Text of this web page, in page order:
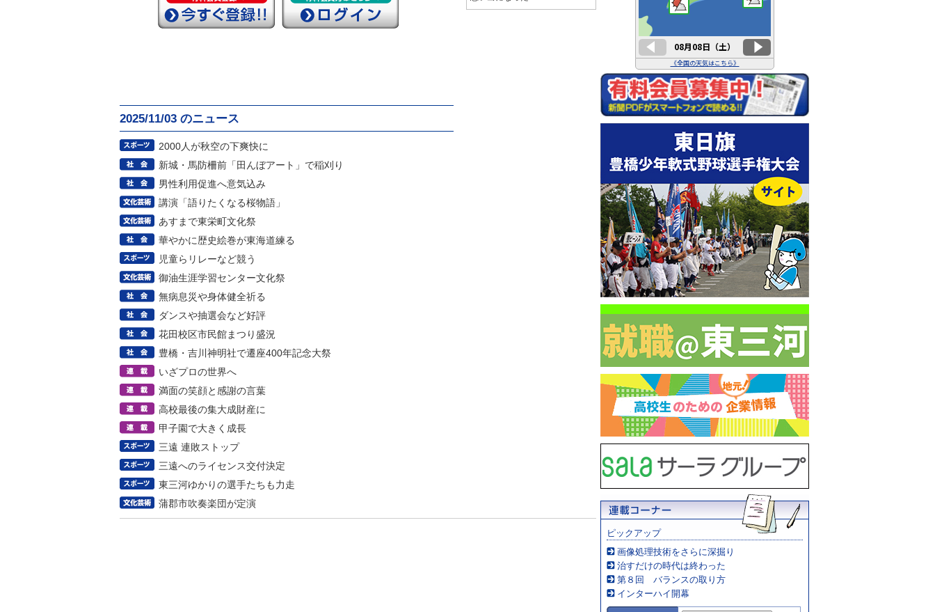
2025/11/03 のニュース
2000人が秋空の下爽快に
新城・馬防柵前「田んぼアート」で稲刈り
男性利用促進へ意気込み
講演「語りたくなる桜物語」
あすまで東栄町文化祭
華やかに歴史絵巻が東海道練る
児童らリレーなど競う
御油生涯学習センター文化祭
無病息災や身体健全祈る
ダンスや抽選会など好評
花田校区市民館まつり盛況
豊橋・吉川神明社で遷座400年記念大祭
いざプロの世界へ
満面の笑顔と感謝の言葉
高校最後の集大成財産に
甲子園で大きく成長
三遠 連敗ストップ
三遠へのライセンス交付決定
東三河ゆかりの選手たちも力走
蒲郡市吹奏楽団が定演
ピックアップ
画像処理技術をさらに深掘り
治すだけの時代は終わった
第８回 バランスの取り方
インターハイ開幕